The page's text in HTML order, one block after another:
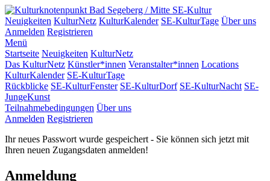
SE-Kultur
Neuigkeiten KulturNetz KulturKalender SE-KulturTage Über uns
Anmelden Registrieren
Menü
Startseite Neuigkeiten KulturNetz
Das KulturNetz Künstler*innen Veranstalter*innen Locations
KulturKalender SE-KulturTage
Rückblicke SE-KulturFenster SE-KulturDorf SE-KulturNacht SE-
JungeKunst
Teilnahmebedingungen Über uns
Anmelden Registrieren
Ihr neues Passwort wurde gespeichert - Sie können sich jetzt mit
Ihren neuen Zugangsdaten anmelden!
Anmeldung